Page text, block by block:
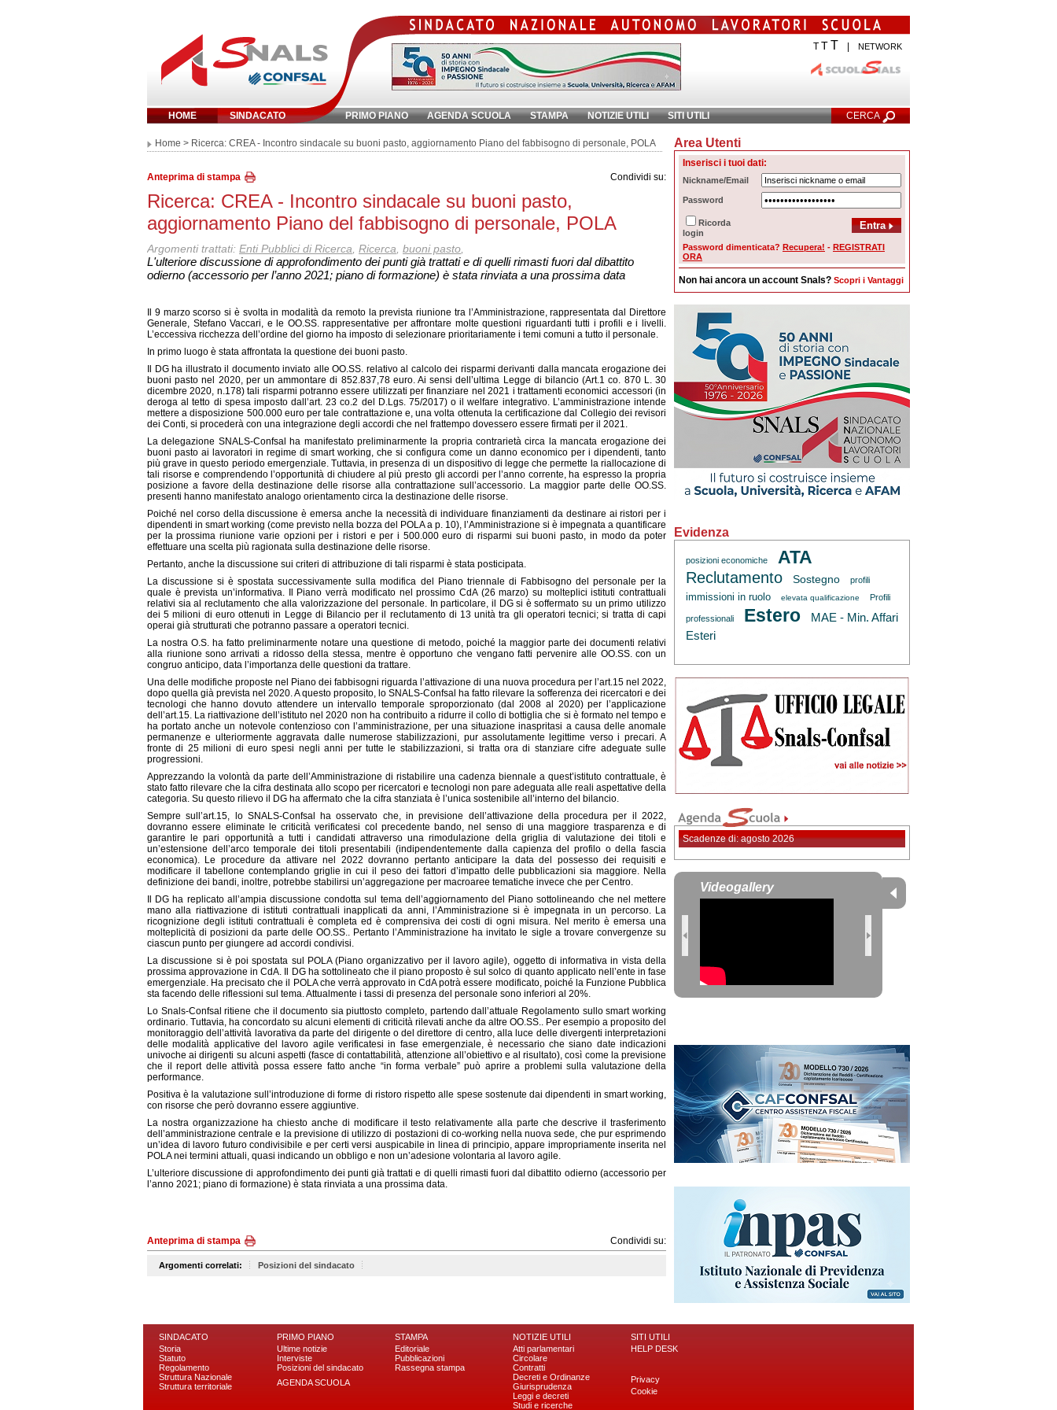
T TT NETWORK
HOME SINDACATO PRIMO PIANO AGENDA SCUOLA STAMPA NOTIZIE UTILI SITI UTILI CERCA
Inserisci parola chiave: Ricerca Avanzata
Home > Ricerca: CREA - Incontro sindacale su buoni pasto, aggiornamento Piano del fabbisogno di personale, POLA
Anteprima di stampa Condividi su:
Ricerca: CREA - Incontro sindacale su buoni pasto,
aggiornamento Piano del fabbisogno di personale, POLA
Argomenti trattati: Enti Pubblici di Ricerca Ricerca buoni pasto
L'ulteriore discussione di approfondimento dei punti già trattati e di quelli rimasti fuori dal dibattito
odierno (accessorio per l’anno 2021; piano di formazione) è stata rinviata a una prossima data
Il 9 marzo scorso si è svolta in modalità da remoto la prevista riunione tra l’Amministrazione, rappresentata dal Direttore
Generale, Stefano Vaccari, e le OO.SS. rappresentative per affrontare molte questioni riguardanti tutti i profili e i livelli.
L’eccessiva ricchezza dell’ordine del giorno ha imposto di selezionare prioritariamente i temi comuni a tutto il personale.
In primo luogo è stata affrontata la questione dei buoni pasto.
Il DG ha illustrato il documento inviato alle OO.SS. relativo al calcolo dei risparmi derivanti dalla mancata erogazione dei
buoni pasto nel 2020, per un ammontare di 852.837,78 euro. Ai sensi dell’ultima Legge di bilancio (Art.1 co. 870 L. 30
dicembre 2020, n.178) tali risparmi potranno essere utilizzati per finanziare nel 2021 i trattamenti economici accessori (in
deroga al tetto di spesa imposto dall’art. 23 co.2 del D.Lgs. 75/2017) o il welfare integrativo. L’amministrazione intende
mettere a disposizione 500.000 euro per tale contrattazione e, una volta ottenuta la certificazione dal Collegio dei revisori
dei Conti, si procederà con una integrazione degli accordi che nel frattempo dovessero essere firmati per il 2021.
La delegazione SNALS-Confsal ha manifestato preliminarmente la propria contrarietà circa la mancata erogazione dei
buoni pasto ai lavoratori in regime di smart working, che si configura come un danno economico per i dipendenti, tanto
più grave in questo periodo emergenziale. Tuttavia, in presenza di un dispositivo di legge che permette la riallocazione di
tali risorse e comprendendo l’opportunità di chiudere al più presto gli accordi per l’anno corrente, ha espresso la propria
posizione a favore della destinazione delle risorse alla contrattazione sull’accessorio. La maggior parte delle OO.SS.
presenti hanno manifestato analogo orientamento circa la destinazione delle risorse.
Poiché nel corso della discussione è emersa anche la necessità di individuare finanziamenti da destinare ai ristori per i
dipendenti in smart working (come previsto nella bozza del POLA a p. 10), l’Amministrazione si è impegnata a quantificare
per la prossima riunione varie opzioni per i ristori e per i 500.000 euro di risparmi sui buoni pasto, in modo da poter
effettuare una scelta più ragionata sulla destinazione delle risorse.
Pertanto, anche la discussione sui criteri di attribuzione di tali risparmi è stata posticipata.
La discussione si è spostata successivamente sulla modifica del Piano triennale di Fabbisogno del personale per la
quale è prevista un’informativa. Il Piano verrà modificato nel prossimo CdA (26 marzo) su molteplici istituti contrattuali
relativi sia al reclutamento che alla valorizzazione del personale. In particolare, il DG si è soffermato su un primo utilizzo
dei 5 milioni di euro ottenuti in Legge di Bilancio per il reclutamento di 13 unità tra gli operatori tecnici; si tratta di capi
operai già strutturati che potranno passare a operatori tecnici.
La nostra O.S. ha fatto preliminarmente notare una questione di metodo, poiché la maggior parte dei documenti relativi
alla riunione sono arrivati a ridosso della stessa, mentre è opportuno che vengano fatti pervenire alle OO.SS. con un
congruo anticipo, data l’importanza delle questioni da trattare.
Una delle modifiche proposte nel Piano dei fabbisogni riguarda l’attivazione di una nuova procedura per l’art.15 nel 2022,
dopo quella già prevista nel 2020. A questo proposito, lo SNALS-Confsal ha fatto rilevare la sofferenza dei ricercatori e dei
tecnologi che hanno dovuto attendere un intervallo temporale sproporzionato (dal 2008 al 2020) per l’applicazione
dell’art.15. La riattivazione dell’istituto nel 2020 non ha contribuito a ridurre il collo di bottiglia che si è formato nel tempo e
ha portato anche un notevole contenzioso con l’amministrazione, per una situazione inaspritasi a causa delle anomale
permanenze e ulteriormente aggravata dalle numerose stabilizzazioni, pur assolutamente legittime verso i precari. A
fronte di 25 milioni di euro spesi negli anni per tutte le stabilizzazioni, si tratta ora di stanziare cifre adeguate sulle
progressioni.
Apprezzando la volontà da parte dell’Amministrazione di ristabilire una cadenza biennale a quest’istituto contrattuale, è
stato fatto rilevare che la cifra destinata allo scopo per ricercatori e tecnologi non pare adeguata alle reali aspettative della
categoria. Su questo rilievo il DG ha affermato che la cifra stanziata è l’unica sostenibile all’interno del bilancio.
Sempre sull’art.15, lo SNALS-Confsal ha osservato che, in previsione dell’attivazione della procedura per il 2022,
dovranno essere eliminate le criticità verificatesi col precedente bando, nel senso di una maggiore trasparenza e di
garantire le pari opportunità a tutti i candidati attraverso una rimodulazione della griglia di valutazione dei titoli e
un’estensione dell’arco temporale dei titoli presentabili (indipendentemente dalla capienza del profilo o della fascia
economica). Le procedure da attivare nel 2022 dovranno pertanto anticipare la data del possesso dei requisiti e
modificare il tabellone contemplando griglie in cui il peso dei fattori d’impatto delle pubblicazioni sia maggiore. Nella
definizione dei bandi, inoltre, potrebbe stabilirsi un’aggregazione per macroaree tematiche invece che per Centro.
Il DG ha replicato all’ampia discussione condotta sul tema dell’aggiornamento del Piano sottolineando che nel mettere
mano alla riattivazione di istituti contrattuali inapplicati da anni, l’Amministrazione si è impegnata in un percorso. La
ricognizione degli istituti contrattuali è completa ed è comprensiva dei costi di ogni misura. Nel merito è emersa una
molteplicità di posizioni da parte delle OO.SS.. Pertanto l’Amministrazione ha invitato le sigle a trovare convergenze su
ciascun punto per giungere ad accordi condivisi.
La discussione si è poi spostata sul POLA (Piano organizzativo per il lavoro agile), oggetto di informativa in vista della
prossima approvazione in CdA. Il DG ha sottolineato che il piano proposto è sul solco di quanto applicato nell’ente in fase
emergenziale. Ha precisato che il POLA che verrà approvato in CdA potrà essere modificato, poiché la Funzione Pubblica
sta facendo delle riflessioni sul tema. Attualmente i tassi di presenza del personale sono inferiori al 20%.
Lo Snals-Confsal ritiene che il documento sia piuttosto completo, partendo dall’attuale Regolamento sullo smart working
ordinario. Tuttavia, ha concordato su alcuni elementi di criticità rilevati anche da altre OO.SS.. Per esempio a proposito del
monitoraggio dell’attività lavorativa da parte del dirigente o del direttore di centro, alla luce delle divergenti interpretazioni
delle modalità applicative del lavoro agile verificatesi in fase emergenziale, è necessario che siano date indicazioni
univoche ai dirigenti su alcuni aspetti (fasce di contattabilità, attenzione all’obiettivo e al risultato), così come la previsione
che il report delle attività possa essere fatto anche “in forma verbale” può aprire a problemi sulla valutazione della
performance.
Positiva è la valutazione sull’introduzione di forme di ristoro rispetto alle spese sostenute dai dipendenti in smart working,
con risorse che però dovranno essere aggiuntive.
La nostra organizzazione ha chiesto anche di modificare il testo relativamente alla parte che descrive il trasferimento
dell’amministrazione centrale e la previsione di utilizzo di postazioni di co-working nella nuova sede, che pur esprimendo
un’idea di lavoro futuro condivisibile e per certi versi auspicabile in linea di principio, appare impropriamente inserita nel
POLA nei termini attuali, quasi indicando un obbligo e non un’adesione volontaria al lavoro agile.
L’ulteriore discussione di approfondimento dei punti già trattati e di quelli rimasti fuori dal dibattito odierno (accessorio per
l’anno 2021; piano di formazione) è stata rinviata a una prossima data.
Anteprima di stampa Condividi su:
Argomenti correlati: Posizioni del sindacato
Area Utenti
Inserisci i tuoi dati:
Nickname/Email
Password
Ricorda
login
Password dimenticata? Recupera! - REGISTRATI
ORA
Non hai ancora un account Snals? Scopri i Vantaggi
Evidenza
posizioni economiche ATA
Reclutamento Sostegno profili
immissioni in ruolo elevata qualificazione Profili
professionali Estero
MAE - Min. Affari
Esteri
Scadenze di: agosto 2026
Videogallery
SINDACATO
Storia
Statuto
Regolamento
Struttura Nazionale
Struttura territoriale
PRIMO PIANO
Ultime notizie
Interviste
Posizioni del sindacato
AGENDA SCUOLA
STAMPA
Editoriale
Pubblicazioni
Rassegna stampa
NOTIZIE UTILI
Atti parlamentari
Circolare
Contratti
Decreti e Ordinanze
Giurisprudenza
Leggi e decreti
Studi e ricerche
SITI UTILI
HELP DESK
Privacy
Cookie